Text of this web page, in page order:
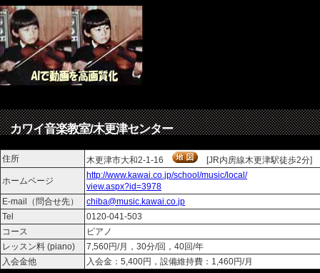
カワイ音楽教室/木更津センター
住所 木更津市大和2-1-16 [JR内房線木更津駅徒歩2分]
ホームページ
http://www.kawai.co.jp/school/music/local/
view.aspx?id=3978
E-mail（問合せ先）
chiba@music.kawai.co.jp
Tel
0120-041-503
コース
ピアノ
レッスン料 (piano)
7,560円/月，30分/回，40回/年
入会金他
入会金：5,400円，設備維持費：1,460円/月